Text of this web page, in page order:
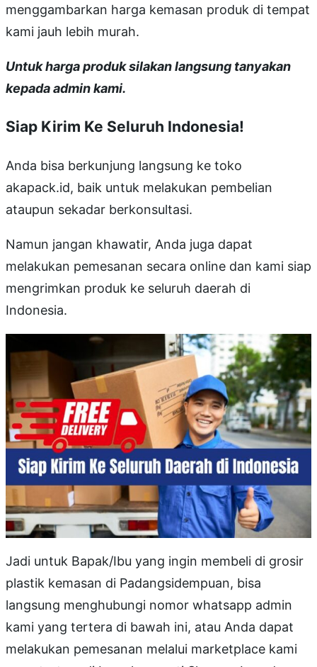
menggambarkan harga kemasan produk di tempat
kami jauh lebih murah.
Untuk harga produk silakan langsung tanyakan
kepada admin kami.
Siap Kirim Ke Seluruh Indonesia!
Anda bisa berkunjung langsung ke toko
akapack.id, baik untuk melakukan pembelian
ataupun sekadar berkonsultasi.
Namun jangan khawatir, Anda juga dapat
melakukan pemesanan secara online dan kami siap
mengrimkan produk ke seluruh daerah di
Indonesia.
Jadi untuk Bapak/Ibu yang ingin membeli di grosir
plastik kemasan di Padangsidempuan, bisa
langsung menghubungi nomor whatsapp admin
kami yang tertera di bawah ini, atau Anda dapat
melakukan pemesanan melalui marketplace kami